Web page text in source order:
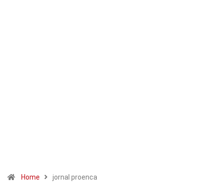
Home jornal proenca